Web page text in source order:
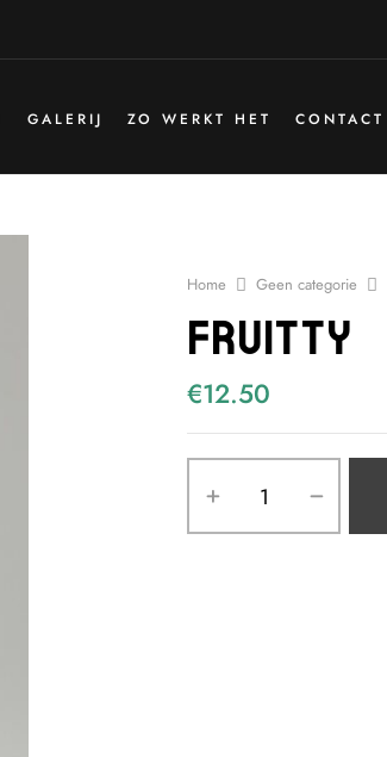
GALERIJ ZO WERKT HET CONTACT
Home Geen categorie
Fruitty
€12.50